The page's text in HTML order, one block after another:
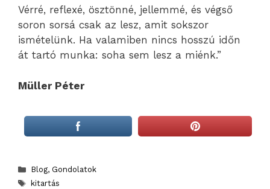
Vérré, reflexé, ösztönné, jellemmé, és végső
soron sorsá csak az lesz, amit sokszor
ismételünk. Ha valamiben nincs hosszú időn
át tartó munka: soha sem lesz a miénk.”
Müller Péter
Categories
Blog, Gondolatok
Tags
kitartás